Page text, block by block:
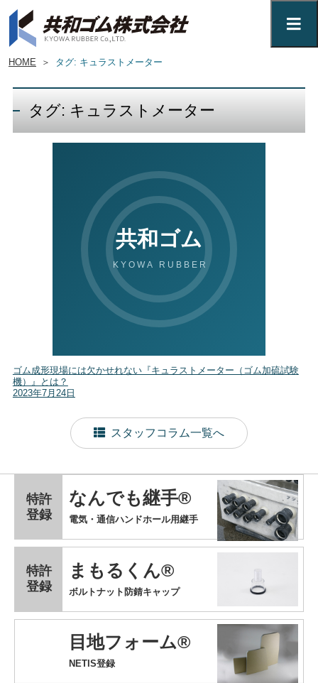
HOME ＞ タグ: キュラストメーター
タグ: キュラストメーター
ゴム成形現場には欠かせれない『キュラストメーター（ゴム加硫試験
機）』とは？
2023年7月24日
スタッフコラム一覧へ
なんでも継手®
特許
登録
電気・通信ハンドホール用継手
まもるくん®
特許
登録
ボルトナット防錆キャップ
目地フォーム®
NETIS登録